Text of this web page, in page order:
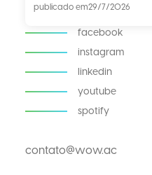
publicado em29/7/2026
facebook
instagram
linkedin
youtube
spotify
contato@wow.ac